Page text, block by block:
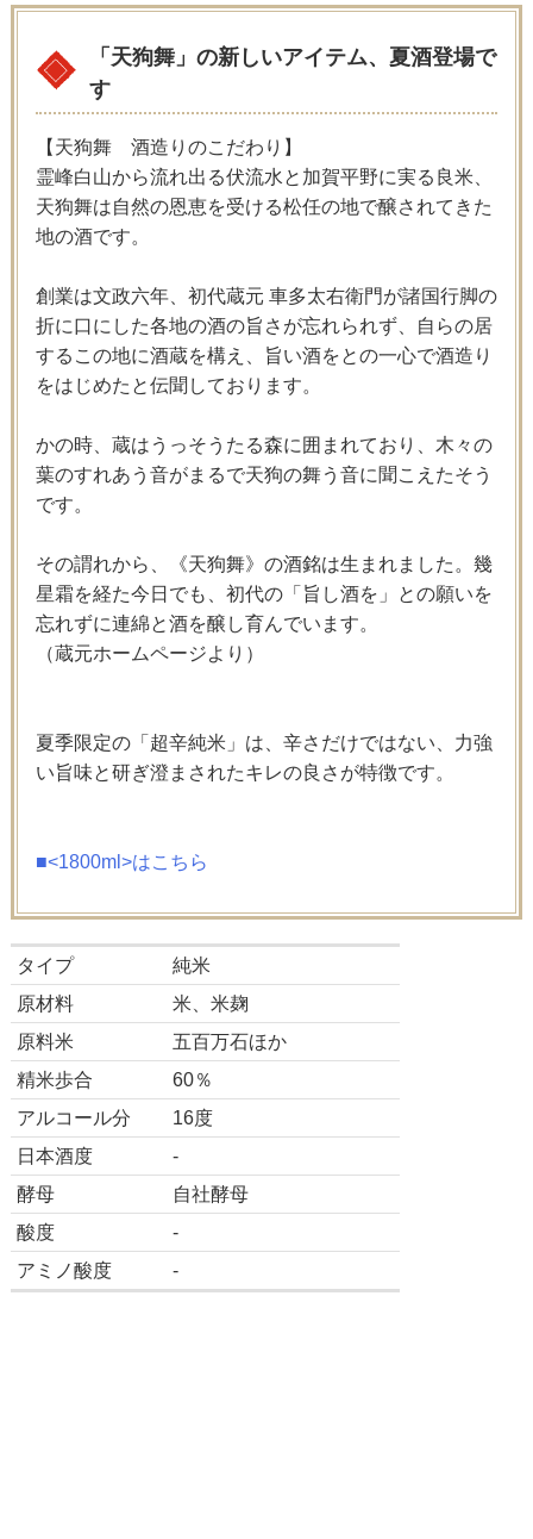
「天狗舞」の新しいアイテム、夏酒登場で
す
【天狗舞 酒造りのこだわり】
霊峰白山から流れ出る伏流水と加賀平野に実る良米、
天狗舞は自然の恩恵を受ける松任の地で醸されてきた
地の酒です。
創業は文政六年、初代蔵元 車多太右衛門が諸国行脚の
折に口にした各地の酒の旨さが忘れられず、自らの居
するこの地に酒蔵を構え、旨い酒をとの一心で酒造り
をはじめたと伝聞しております。
かの時、蔵はうっそうたる森に囲まれており、木々の
葉のすれあう音がまるで天狗の舞う音に聞こえたそう
です。
その謂れから、《天狗舞》の酒銘は生まれました。幾
星霜を経た今日でも、初代の「旨し酒を」との願いを
忘れずに連綿と酒を醸し育んでいます。
（蔵元ホームページより）
夏季限定の「超辛純米」は、辛さだけではない、力強
い旨味と研ぎ澄まされたキレの良さが特徴です。
■<1800ml>はこちら
タイプ
純米
原材料
米、米麹
原料米
五百万石ほか
精米歩合
60％
アルコール分
16度
日本酒度
-
酵母
自社酵母
酸度
-
アミノ酸度
-